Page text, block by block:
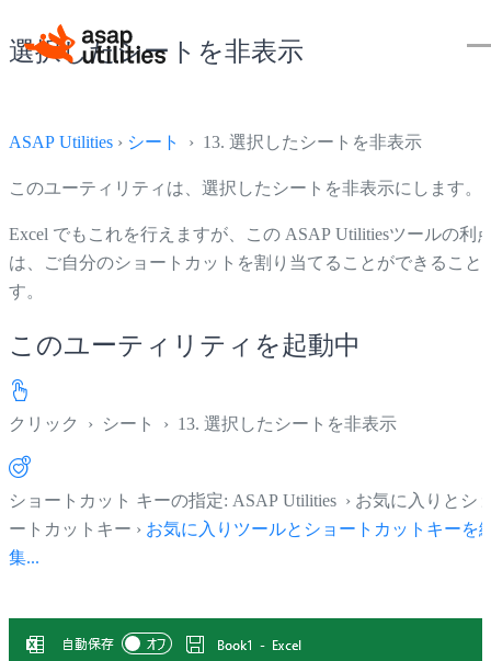
選択したシートを非表示
ASAP Utilities › シート › 13. 選択したシートを非表示
このユーティリティは、選択したシートを非表示にします。
Excel でもこれを行えますが、この ASAP Utilitiesツールの利
は、ご自分のショートカットを割り当てることができること
す。
このユーティリティを起動中
クリック › シート › 13. 選択したシートを非表示
ショートカット キーの指定: ASAP Utilities › お気に入りとシ
ートカットキー › お気に入りツールとショートカットキーを
集...